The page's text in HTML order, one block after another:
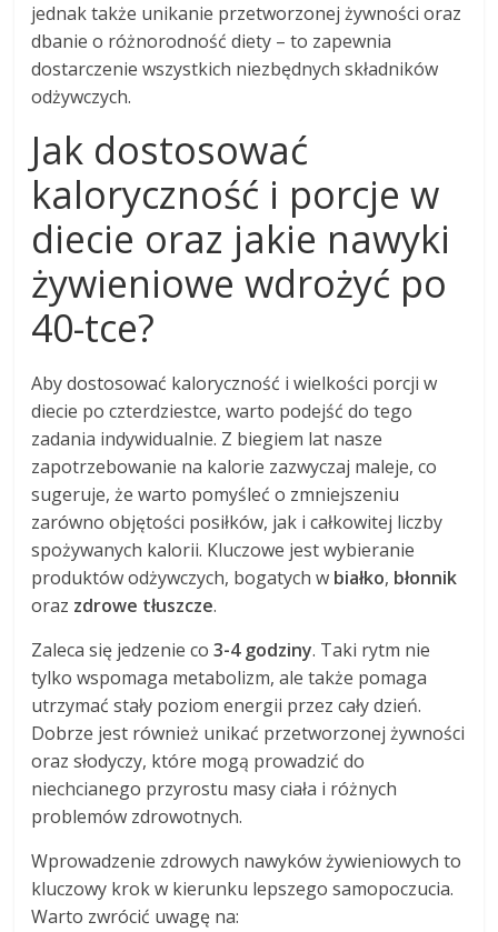
jednak także unikanie przetworzonej żywności oraz
dbanie o różnorodność diety – to zapewnia
dostarczenie wszystkich niezbędnych składników
odżywczych.
Jak dostosować
kaloryczność i porcje w
diecie oraz jakie nawyki
żywieniowe wdrożyć po
40-tce?
Aby dostosować kaloryczność i wielkości porcji w
diecie po czterdziestce, warto podejść do tego
zadania indywidualnie. Z biegiem lat nasze
zapotrzebowanie na kalorie zazwyczaj maleje, co
sugeruje, że warto pomyśleć o zmniejszeniu
zarówno objętości posiłków, jak i całkowitej liczby
spożywanych kalorii. Kluczowe jest wybieranie
produktów odżywczych, bogatych w białko, błonnik
oraz zdrowe tłuszcze.
Zaleca się jedzenie co3-4 godziny. Taki rytm nie
tylko wspomaga metabolizm, ale także pomaga
utrzymać stały poziom energii przez cały dzień.
Dobrze jest również unikać przetworzonej żywności
oraz słodyczy, które mogą prowadzić do
niechcianego przyrostu masy ciała i różnych
problemów zdrowotnych.
Wprowadzenie zdrowych nawyków żywieniowych to
kluczowy krok w kierunku lepszego samopoczucia.
Warto zwrócić uwagę na: